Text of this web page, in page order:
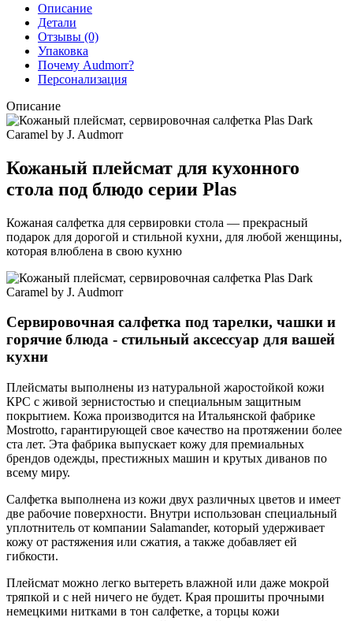
Описание
Детали
Отзывы (0)
Упаковка
Почему Audmorr?
Персонализация
Описание
Кожаный плейсмат для кухонного
стола под блюдо серии Plas
Кожаная салфетка для сервировки стола — прекрасный
подарок для дорогой и стильной кухни, для любой женщины,
которая влюблена в свою кухню
Сервировочная салфетка под тарелки, чашки и
горячие блюда - стильный аксессуар для вашей
кухни
Плейсматы выполнены из натуральной жаростойкой кожи
КРС с живой зернистостью и специальным защитным
покрытием. Кожа производится на Итальянской фабрике
Mostrotto, гарантирующей свое качество на протяжении более
ста лет. Эта фабрика выпускает кожу для премиальных
брендов одежды, престижных машин и крутых диванов по
всему миру.
Салфетка выполнена из кожи двух различных цветов и имеет
две рабочие поверхности. Внутри использован специальный
уплотнитель от компании Salamander, который удерживает
кожу от растяжения или сжатия, а также добавляет ей
гибкости.
Плейсмат можно легко вытереть влажной или даже мокрой
тряпкой и с ней ничего не будет. Края прошиты прочными
немецкими нитками в тон салфетке, а торцы кожи